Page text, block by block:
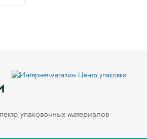
упаковочных материалов